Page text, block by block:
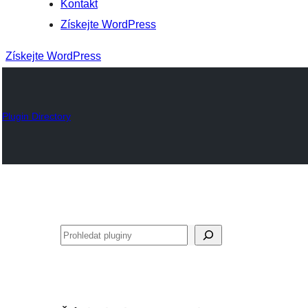
Kontakt
Získejte WordPress
Získejte WordPress
Plugin Directory
Hledat